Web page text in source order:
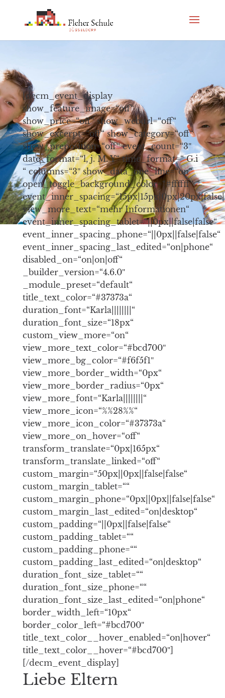
[decm_event_display
show_feature_image=“off“
show_price=“off“ show_weburl=“off“
show_excerpt=“off“ show_category=“off“
show_preposition=“off“ event_count=“3″
date_format=“l, j. M. Y“ time_format=“ G.i
“ columns=“3″ show_data_one_line=“on“
open_toggle_background_color=“#ffffff“
view_more_text=“mehr Informationen“
event_inner_spacing_tablet=“||0px||false|false“
event_inner_spacing_phone=“||0px||false|false“
event_inner_spacing_last_edited=“on|phone“
disabled_on=“on|on|off“
_builder_version=“4.6.0″
_module_preset=“default“
title_text_color=“#37373a“
duration_font=“Karla||||||||“
duration_font_size=“18px“
custom_view_more=“on“
view_more_text_color=“#bcd700″
view_more_bg_color=“#f6f5f1″
view_more_border_width=“0px“
view_more_border_radius=“0px“
view_more_font=“Karla||||||||“
view_more_icon=“%%28%%“
view_more_icon_color=“#37373a“
view_more_on_hover=“off“
transform_translate=“0px|165px“
transform_translate_linked=“off“
custom_margin=“50px||0px||false|false“
custom_margin_tablet=““
custom_margin_phone=“0px||0px||false|false“
custom_margin_last_edited=“on|desktop“
custom_padding=“||0px||false|false“
custom_padding_tablet=““
custom_padding_phone=““
custom_padding_last_edited=“on|desktop“
duration_font_size_tablet=““
duration_font_size_phone=““
duration_font_size_last_edited=“on|phone“
border_width_left=“10px“
border_color_left=“#bcd700″
title_text_color__hover_enabled=“on|hover“
title_text_color__hover=“#bcd700″]
[/decm_event_display]
Liebe Eltern